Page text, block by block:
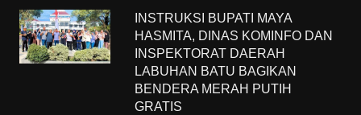
INSTRUKSI BUPATI MAYA
HASMITA, DINAS KOMINFO DAN
INSPEKTORAT DAERAH
LABUHAN BATU BAGIKAN
BENDERA MERAH PUTIH
GRATIS